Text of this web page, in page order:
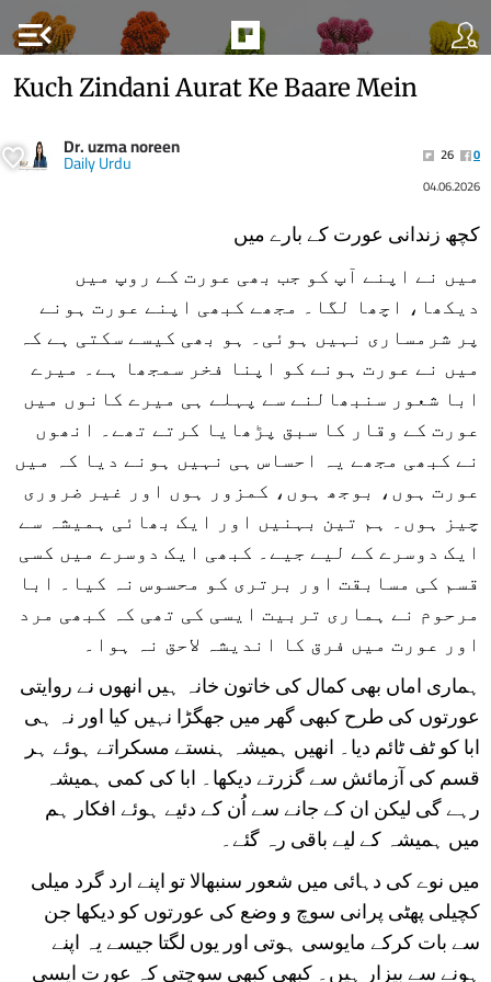
menu_open
Kuch Zindani Aurat Ke Baare Mein
Dr. uzma noreen
Daily Urdu 26
0
04.06.2026
کچھ زندانی عورت کے بارے میں
میں نے اپنے آپ کو جب بھی عورت کے روپ میں
دیکھا، اچھا لگا۔ مجھے کبھی اپنے عورت ہونے
پر شرمساری نہیں ہوئی۔ ہو بھی کیسے سکتی ہے کہ
میں نے عورت ہونے کو اپنا فخر سمجھا ہے۔ میرے
ابا شعور سنبھالنے سے پہلے ہی میرے کانوں میں
عورت کے وقار کا سبق پڑھایا کرتے تھے۔ انھوں
نے کبھی مجھے یہ احساس ہی نہیں ہونے دیا کہ میں
عورت ہوں، بوجھ ہوں، کمزور ہوں اور غیر ضروری
چیز ہوں۔ ہم تین بہنیں اور ایک بھائی ہمیشہ سے
ایک دوسرے کے لیے جیے۔ کبھی ایک دوسرے میں کسی
قسم کی مسابقت اور برتری کو محسوس نہ کیا۔ ابا
مرحوم نے ہماری تربیت ایسی کی تھی کہ کبھی مرد
اور عورت میں فرق کا اندیشہ لاحق نہ ہوا۔
ہماری اماں بھی کمال کی خاتون خانہ ہیں انھوں نے روایتی
عورتوں کی طرح کبھی گھر میں جھگڑا نہیں کیا اور نہ ہی
ابا کو ٹف ٹائم دیا۔ انھیں ہمیشہ ہنستے مسکراتے ہوئے ہر
قسم کی آزمائش سے گزرتے دیکھا۔ ابا کی کمی ہمیشہ
رہے گی لیکن ان کے جانے سے اُن کے دئیے ہوئے افکار ہم
میں ہمیشہ کے لیے باقی رہ گئے۔
میں نوے کی دہائی میں شعور سنبھالا تو اپنے ارد گرد میلی
کچیلی پھٹی پرانی سوچ و وضع کی عورتوں کو دیکھا جن
سے بات کرکے مایوسی ہوتی اور یوں لگتا جیسے یہ اپنے
ہونے سے بیزار ہیں۔ کبھی کبھی سوچتی کہ عورت ایسی